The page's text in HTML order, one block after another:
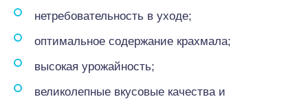
нетребовательность в уходе;
оптимальное содержание крахмала;
высокая урожайность;
великолепные вкусовые качества и